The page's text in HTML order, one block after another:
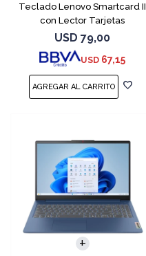
Teclado Lenovo Smartcard II
con Lector Tarjetas
Inteligente
USD 79,00
USD 67,15